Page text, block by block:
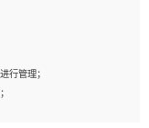
处理，如：Mysql、
IP，转发原理，路由优
行管理；